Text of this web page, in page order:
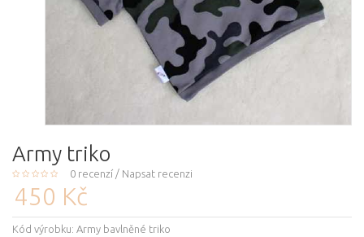
Army triko
0 recenzí/ Napsat recenzi
450 Kč
Kód výrobku: Army bavlněné triko